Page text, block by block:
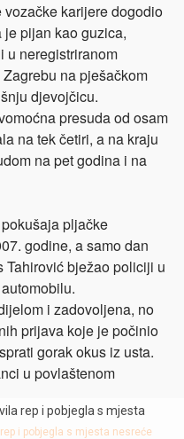
karijere dogodio
pijan kao guzica,
u neregistriranom
na pješačkom
djevojčicu.
presuda od osam
na tek četiri, a na kraju
na pet godina i na
pljačke
godine, a samo dan
bježao policiji u
i zadovoljena, no
prijava koje je počinio
gorak okus iz usta.
u povlaštenom
rep i pobjegla s mjesta